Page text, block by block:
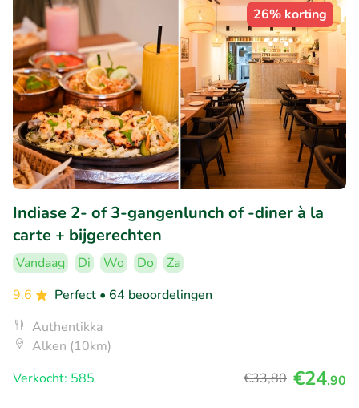
26% korting
Indiase 2- of 3-gangenlunch of -diner à la
carte + bijgerechten
Vandaag Di Wo Do
Za
9.6
Perfect • 64 beoordelingen
Authentikka
Alken (10km)
Verkocht: 585
€33,80 €24,90